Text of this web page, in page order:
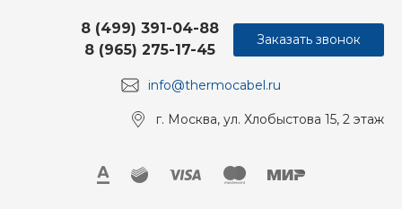
info@thermocabel.ru
8 (499) 391-04-88
8 (965) 275-17-45
г. Москва, ул. Хлобыстова 15, 2 этаж
Заказать звонок